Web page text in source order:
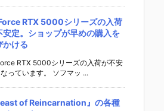
RTX 5000シリーズの入荷
安定。ショップが早めの購入を
かける
RTX 5000シリーズの入荷が不安
っています。 ソフマッ ...
of Reincarnation』の各種